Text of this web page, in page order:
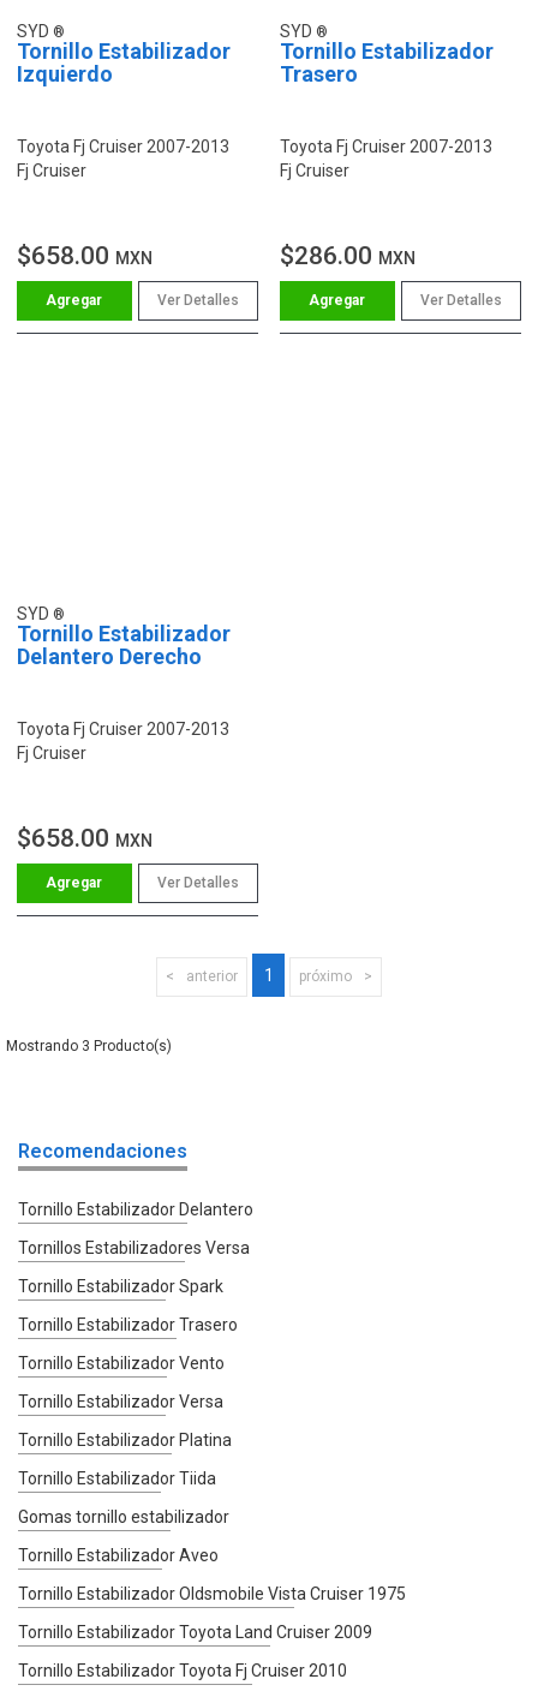
SYD
Tornillo Estabilizador
Izquierdo
Toyota Fj Cruiser 2007-2013
Fj Cruiser
$658.00 MXN
Ver Detalles
SYD
Tornillo Estabilizador
Trasero
Toyota Fj Cruiser 2007-2013
Fj Cruiser
$286.00 MXN
Ver Detalles
SYD
Tornillo Estabilizador
Delantero Derecho
Toyota Fj Cruiser 2007-2013
Fj Cruiser
$658.00 MXN
Ver Detalles
anterior 1 próximo
3
Recomendaciones
Tornillo Estabilizador Delantero
Tornillos Estabilizadores Versa
Tornillo Estabilizador Spark
Tornillo Estabilizador Trasero
Tornillo Estabilizador Vento
Tornillo Estabilizador Versa
Tornillo Estabilizador Platina
Tornillo Estabilizador Tiida
Gomas tornillo estabilizador
Tornillo Estabilizador Aveo
Tornillo Estabilizador Oldsmobile Vista Cruiser 1975
Tornillo Estabilizador Toyota Land Cruiser 2009
Tornillo Estabilizador Toyota Fj Cruiser 2010